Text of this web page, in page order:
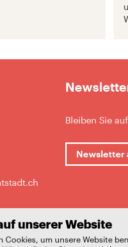
Bleiben Sie
Newsletter
unserer Website
Cookies, um unsere Website